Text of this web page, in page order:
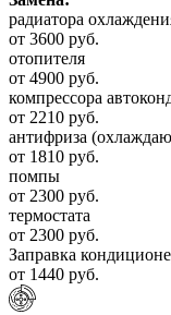
радиатора
от 3600 руб.
отопителя
от 4900 руб.
компрессора
от 2210 руб.
антифриза
от 1810 руб.
помпы
от 2300 руб.
термостата
от 2300 руб.
Заправка
от 1440 руб.